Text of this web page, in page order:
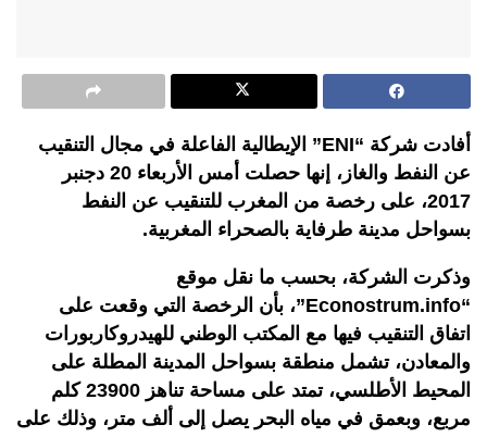
أفادت شركة “ENI” الإيطالية الفاعلة في مجال التنقيب
عن النفط والغاز، إنها حصلت أمس الأربعاء 20 دجنبر
2017، على رخصة من المغرب للتنقيب عن النفط
بسواحل مدينة طرفاية بالصحراء المغربية.
وذكرت الشركة، بحسب ما نقل موقع
“Econostrum.info”، بأن الرخصة التي وقعت على
اتفاق التنقيب فيها مع المكتب الوطني للهيدروكاربورات
والمعادن، تشمل منطقة بسواحل المدينة المطلة على
المحيط الأطلسي، تمتد على مساحة تناهز 23900 كلم
مربع، وبعمق في مياه البحر يصل إلى ألف متر، وذلك على